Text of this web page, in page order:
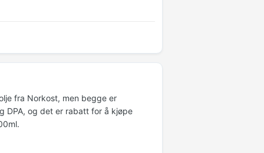
fra Norkost, men begge er
DPA, og det er rabatt for å kjøpe